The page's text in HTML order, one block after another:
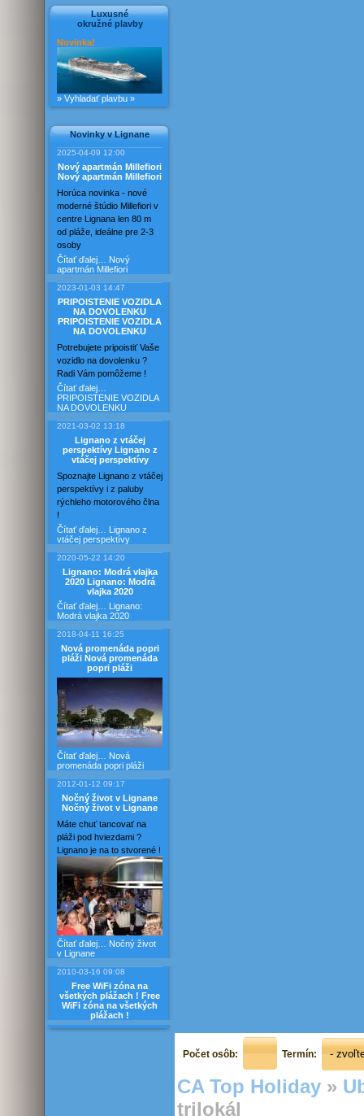
Luxusné
okružné plavby
Novinka!
» Vyhladať plavbu »
Novinky v Lignane
2025-04-09 12:00
Nový apartmán Millefiori
Nový apartmán Millefiori
Horúca novinka - nové
moderné štúdio Millefiori v
centre Lignana len 80 m
od pláže, ideálne pre 2-3
osoby
Čítať ďalej… Nový
apartmán Millefiori
2023-01-03 14:47
PRIPOISTENIE VOZIDLA
NA DOVOLENKU
PRIPOISTENIE VOZIDLA
NA DOVOLENKU
Potrebujete pripoistiť Vaše
vozidlo na dovolenku ?
Radi Vám pomôžeme !
Čítať ďalej…
PRIPOISTENIE VOZIDLA
NA DOVOLENKU
2021-03-02 13:18
Lignano z vtáčej
perspektívy Lignano z
vtáčej perspektívy
Spoznajte Lignano z vtáčej
perspektívy i z paluby
rýchleho motorového člna
!
Čítať ďalej…
Lignano z
vtáčej perspektívy
2020-05-22 14:20
Lignano: Modrá vlajka
2020 Lignano: Modrá
vlajka 2020
Čítať ďalej…
Lignano:
Modrá vlajka 2020
2018-04-11 16:25
Nová promenáda popri
pláži Nová promenáda
popri pláži
Čítať ďalej… Nová
promenáda popri pláži
2012-01-12 09:17
Nočný život v Lignane
Nočný život v Lignane
Máte chuť tancovať na
pláži pod hviezdami ?
Lignano je na to stvorené !
Čítať ďalej… Nočný život
v Lignane
2010-03-16 09:08
Free WiFi zóna na
všetkých plážach ! Free
WiFi zóna na všetkých
plážach !
Počet osôb: Termín:
CA Top Holiday »
trilokál